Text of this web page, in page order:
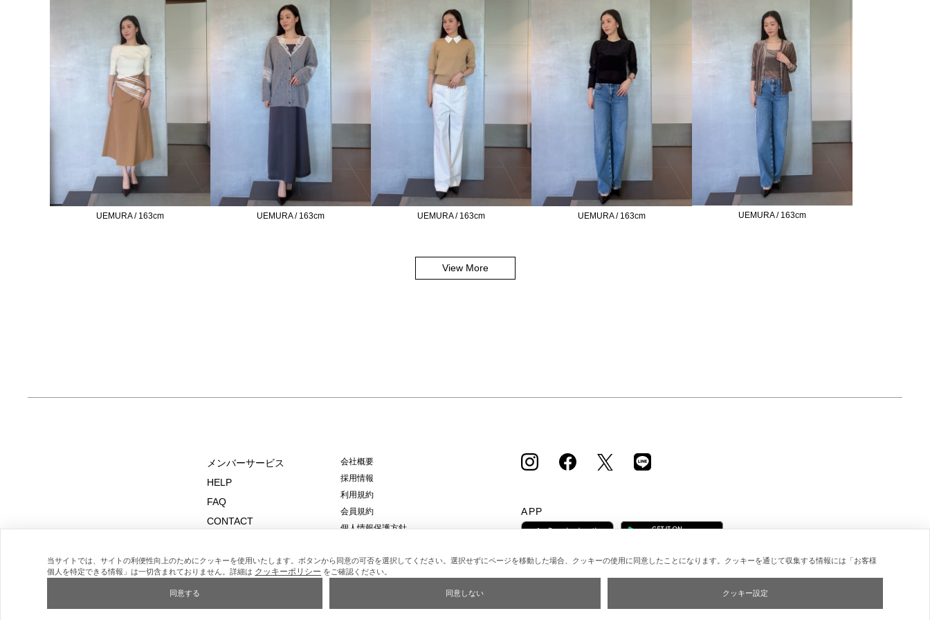
UEMURA / 163cm UEMURA / 163cm UEMURA / 163cm UEMURA / 163cm UEMURA / 163cm
View More
メンバーサービス
HELP
FAQ
CONTACT
会社概要
採用情報
利用規約
会員規約
個人情報保護方針
特定商取引法に基づく通販の表記
APP
当サイトでは、サイトの利便性向上のためにクッキーを使用いたします。ボタンから同意の可否を選択してください。選択せずにページを移動した場合、クッキーの使用に同意したことになります。クッキーを通じて収集する情報には「お客様
個人を特定できる情報」は一切含まれておりません。詳細は クッキーポリシー をご確認ください。
同意する 同意しない クッキー設定